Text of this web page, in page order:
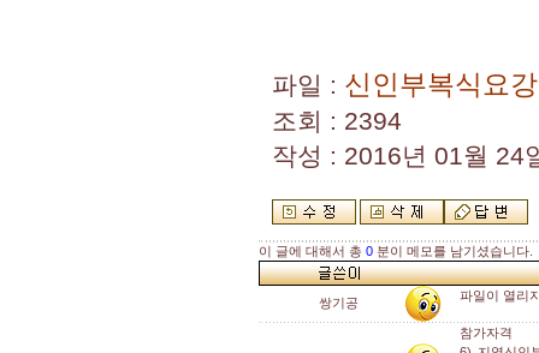
파일 : 신인부복식요
조회 : 2394
작성 : 2016년 01월 24
이 글에 대해서 총 0 분이 메모를 남기셨습니다.
쌍기공 파일이 열리
참가자격